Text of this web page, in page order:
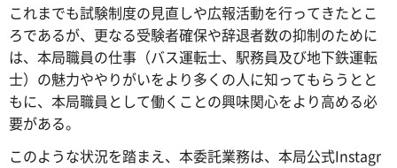
これまでも試験制度の見直しや広報活動を行ってきたとこ
ろであるが、更なる受験者確保や辞退者数の抑制のために
は、本局職員の仕事（バス運転士、駅務員及び地下鉄運転
士）の魅力ややりがいをより多くの人に知ってもらうとと
もに、本局職員として働くことの興味関心をより高める必
要がある。
このような状況を踏まえ、本委託業務は、本局公式Instagr